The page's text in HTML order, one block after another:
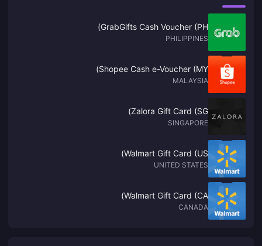
GrabGifts Cash Voucher (PH)
PHILIPPINES
Shopee Cash e-Voucher (MY)
MALAYSIA
Zalora Gift Card (SG)
SINGAPORE
Walmart Gift Card (US)
UNITED STATES
Walmart Gift Card (CA)
CANADA